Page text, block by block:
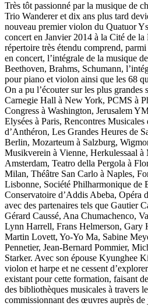
Très tôt passionné par la musique de
Trio Wanderer et dix ans plus tard
nouveau premier violon du Quatuor
concert en Janvier 2014 à la Cité de la
répertoire très étendu comprend,
en concert, l’intégrale de la musique
Beethoven, Brahms, Schumann,
pour piano et violon ainsi que les 68
On a pu l’écouter sur les plus grandes
Carnegie Hall à New York, PCMS à
Congress à Washington, Jerusalem
Elysées à Paris, Rencontres
d’Anthéron, Les Grandes Heures de
Berlin, Mozarteum à Salzburg,
Musikverein à Vienne, Herkulessaal
Amsterdam, Teatro della Pergola à
Milan, Théâtre San Carlo à Naples,
Lisbonne, Société Philharmonique de
Conservatoire d’Addis Abeba, Opéra
avec des partenaires tels que Gautier
Gérard Caussé, Ana Chumachenco,
Lynn Harrell, Frans Helmerson, Gary
Martin Lovett, Yo-Yo Ma, Sabine
Pennetier, Jean-Bernard Pommier,
Starker. Avec son épouse Kyunghee
violon et harpe et ne cessent
existant pour cette formation, faisant
des bibliothèques musicales à travers
commissionnant des œuvres auprès de